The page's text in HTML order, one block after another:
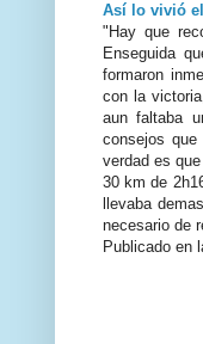
Así lo vivió
"Hay que
Enseguida
formaron
con la
aun faltaba
consejos
verdad es
30 km de
llevaba
necesario de
Publicado en